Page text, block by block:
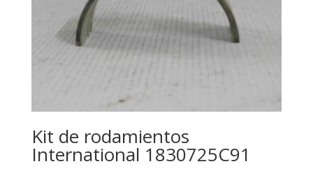
Kit de rodamientos
International 1830725C91